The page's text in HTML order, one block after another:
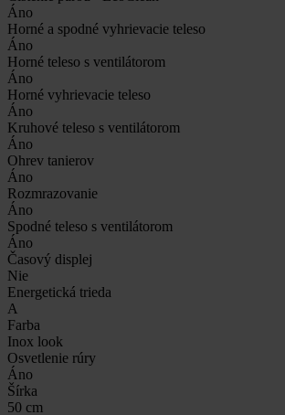
Áno
Horné a spodné vyhrievacie teleso
Áno
Horné teleso s ventilátorom
Áno
Horné vyhrievacie teleso
Áno
Kruhové teleso s ventilátorom
Áno
Ohrev tanierov
Áno
Rozmrazovanie
Áno
Spodné teleso s ventilátorom
Áno
Časový displej
Nie
Energetická trieda
A
Farba
Inox look
Osvetlenie rúry
Áno
Šírka
50 cm